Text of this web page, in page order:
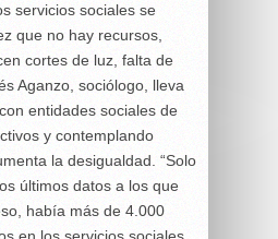
servicios sociales se
que no hay recursos,
cortes de luz, falta de
Aganzo, sociólogo, lleva
entidades sociales de
y contemplando
la desigualdad. “Solo
últimos datos a los que
había más de 4.000